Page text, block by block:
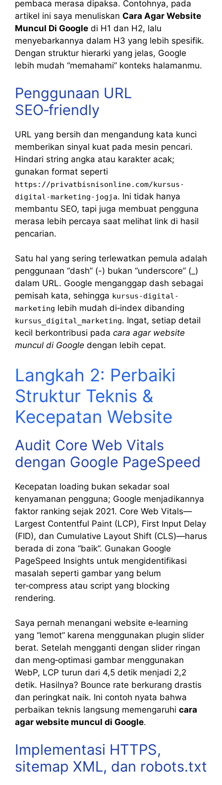
pembaca merasa dipaksa. Contohnya, pada
artikel ini saya menuliskan Cara Agar Website
Muncul Di Google di H1 dan H2, lalu
menyebarkannya dalam H3 yang lebih spesifik.
Dengan struktur hierarki yang jelas, Google
lebih mudah “memahami” konteks halamanmu.
Penggunaan URL
SEO‑friendly
URL yang bersih dan mengandung kata kunci
memberikan sinyal kuat pada mesin pencari.
Hindari string angka atau karakter acak;
gunakan format seperti
https://privatbisnisonline.com/kursus-
digital-marketing-jogja. Ini tidak hanya
membantu SEO, tapi juga membuat pengguna
merasa lebih percaya saat melihat link di hasil
pencarian.
Satu hal yang sering terlewatkan pemula adalah
penggunaan “dash” (-) bukan “underscore” (_)
dalam URL. Google menganggap dash sebagai
pemisah kata, sehingga kursus-digital-
marketing lebih mudah di‑index dibanding
kursus_digital_marketing. Ingat, setiap detail
kecil berkontribusi pada cara agar website
muncul di Google dengan lebih cepat.
Langkah 2: Perbaiki
Struktur Teknis &
Kecepatan Website
Audit Core Web Vitals
dengan Google PageSpeed
Kecepatan loading bukan sekadar soal
kenyamanan pengguna; Google menjadikannya
faktor ranking sejak 2021. Core Web Vitals—
Largest Contentful Paint (LCP), First Input Delay
(FID), dan Cumulative Layout Shift (CLS)—harus
berada di zona “baik”. Gunakan Google
PageSpeed Insights untuk mengidentifikasi
masalah seperti gambar yang belum
ter‑compress atau script yang blocking
rendering.
Saya pernah menangani website e‑learning
yang “lemot” karena menggunakan plugin slider
berat. Setelah mengganti dengan slider ringan
dan meng‑optimasi gambar menggunakan
WebP, LCP turun dari 4,5 detik menjadi 2,2
detik. Hasilnya? Bounce rate berkurang drastis
dan peringkat naik. Ini contoh nyata bahwa
perbaikan teknis langsung memengaruhi cara
agar website muncul di Google.
Implementasi HTTPS,
sitemap XML, dan robots.txt